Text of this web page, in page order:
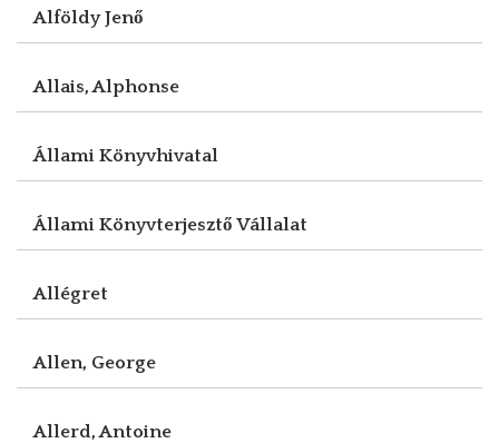
Alföldy Jenő
Allais, Alphonse
Állami Könyvhivatal
Állami Könyvterjesztő Vállalat
Allégret
Allen, George
Allerd, Antoine